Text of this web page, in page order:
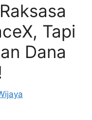
Tapi
Dana